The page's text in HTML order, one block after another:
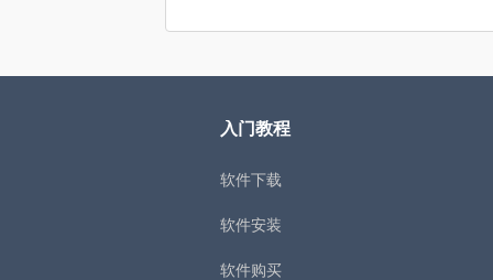
入门教程
软件下载
软件安装
软件购买